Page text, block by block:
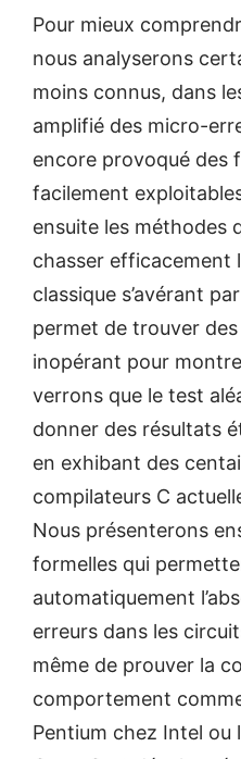
Pour mieux
nous analyserons
moins connus, dans
amplifié des micro-
encore provoqué des
facilement
ensuite les méthodes
chasser efficacement
classique s’avérant
permet de trouver
inopérant pour
verrons que le test
donner des résultats
en exhibant des
compilateurs C
Nous présenterons
formelles qui
automatiquement
erreurs dans les
même de prouver la
comportement
Pentium chez Intel ou